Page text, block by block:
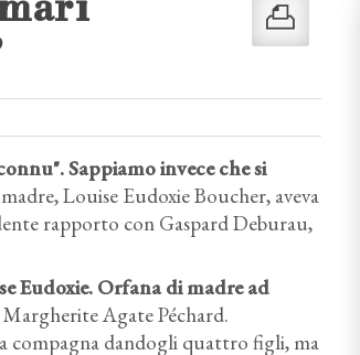
. Sappiamo invece che si
Louise Eudoxie Boucher, aveva
rapporto con Gaspard Deburau,
Eudoxie. Orfana di madre ad
Margherite Agate Péchard.
compagna dandogli quattro figli, ma